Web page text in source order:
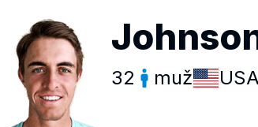
32 muž USA